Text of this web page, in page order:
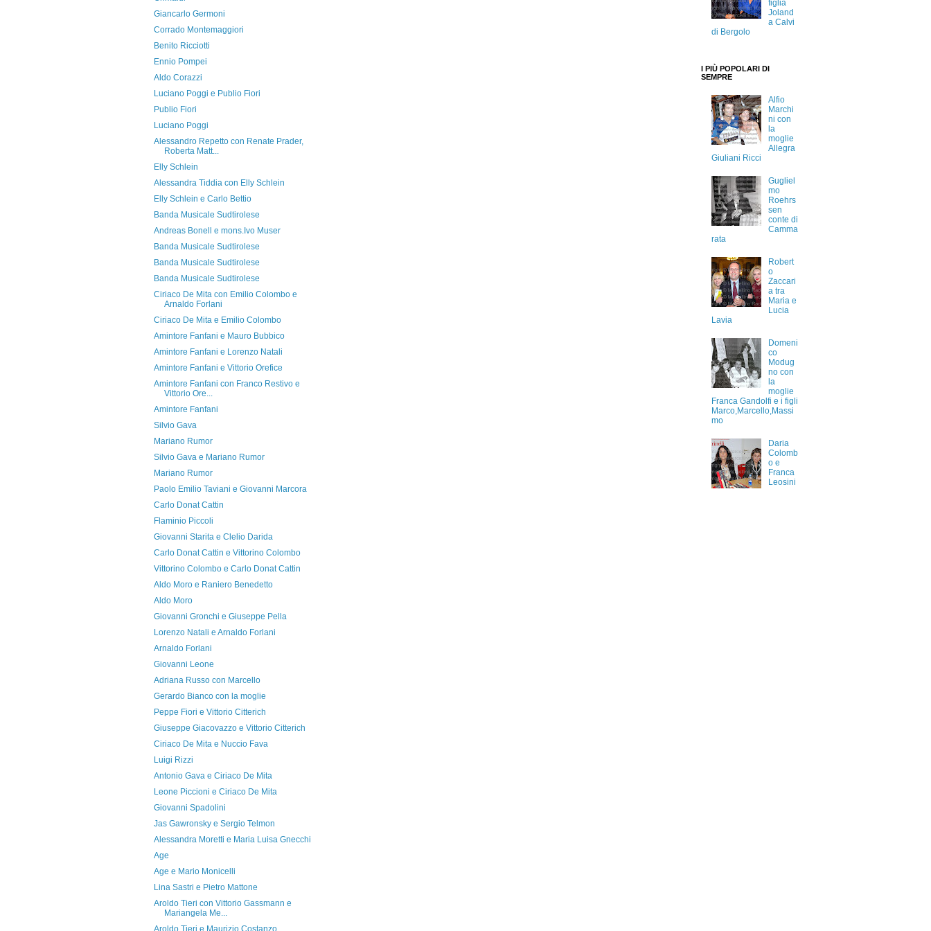
Giancarlo Germoni
Corrado Montemaggiori
Benito Ricciotti
Ennio Pompei
Aldo Corazzi
Luciano Poggi e Publio Fiori
Publio Fiori
Luciano Poggi
Alessandro Repetto con Renate Prader,
Roberta Matt...
Elly Schlein
Alessandra Tiddia con Elly Schlein
Elly Schlein e Carlo Bettio
Banda Musicale Sudtirolese
Andreas Bonell e mons.Ivo Muser
Banda Musicale Sudtirolese
Banda Musicale Sudtirolese
Banda Musicale Sudtirolese
Ciriaco De Mita con Emilio Colombo e
Arnaldo Forlani
Ciriaco De Mita e Emilio Colombo
Amintore Fanfani e Mauro Bubbico
Amintore Fanfani e Lorenzo Natali
Amintore Fanfani e Vittorio Orefice
Amintore Fanfani con Franco Restivo e
Vittorio Ore...
Amintore Fanfani
Silvio Gava
Mariano Rumor
Silvio Gava e Mariano Rumor
Mariano Rumor
Paolo Emilio Taviani e Giovanni Marcora
Carlo Donat Cattin
Flaminio Piccoli
Giovanni Starita e Clelio Darida
Carlo Donat Cattin e Vittorino Colombo
Vittorino Colombo e Carlo Donat Cattin
Aldo Moro e Raniero Benedetto
Aldo Moro
Giovanni Gronchi e Giuseppe Pella
Lorenzo Natali e Arnaldo Forlani
Arnaldo Forlani
Giovanni Leone
Adriana Russo con Marcello
Gerardo Bianco con la moglie
Peppe Fiori e Vittorio Citterich
Giuseppe Giacovazzo e Vittorio Citterich
Ciriaco De Mita e Nuccio Fava
Luigi Rizzi
Antonio Gava e Ciriaco De Mita
Leone Piccioni e Ciriaco De Mita
Giovanni Spadolini
Jas Gawronsky e Sergio Telmon
Alessandra Moretti e Maria Luisa Gnecchi
Age
Age e Mario Monicelli
Lina Sastri e Pietro Mattone
Aroldo Tieri con Vittorio Gassmann e
Mariangela Me...
Aroldo Tieri e Maurizio Costanzo
figlia
Joland
a Calvi
di Bergolo
I PIÙ POPOLARI DI
SEMPRE
Alfio
Marchi
ni con
la
moglie
Allegra
Giuliani Ricci
Gugliel
mo
Roehrs
sen
conte di
Camma
rata
Robert
o
Zaccari
a tra
Maria e
Lucia
Lavia
Domeni
co
Modug
no con
la
moglie
Franca Gandolfi e i figli
Marco,Marcello,Massi
mo
Daria
Colomb
o e
Franca
Leosini